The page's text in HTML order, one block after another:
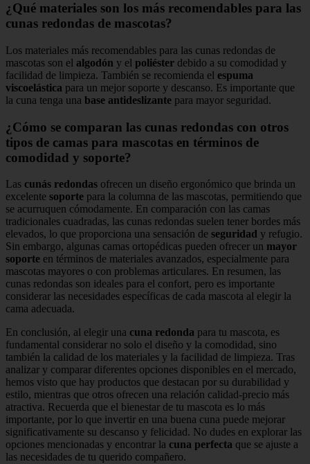
¿Qué materiales son los más recomendables para las
cunas redondas de mascotas?
Los materiales más recomendables para las cunas redondas de
mascotas son el algodón y el poliéster debido a su comodidad y
facilidad de limpieza. También se recomienda el espuma
viscoelástica para un mejor soporte y descanso. Es importante que
la cuna tenga una base antideslizante para mayor seguridad.
¿Cómo se comparan las cunas redondas con otros
tipos de camas para mascotas en términos de
comodidad y soporte?
Las cunás redondas ofrecen un diseño ergonómico que brinda un
excelente soporte para la columna de las mascotas, permitiendo que
se acurruquen cómodamente. En comparación con las camas
tradicionales cuadradas, las cunas redondas suelen tener bordes más
elevados, lo que proporciona una sensación de seguridad y refugio.
Sin embargo, algunas camas ortopédicas pueden ofrecer un mayor
soporte en términos de materiales avanzados, especialmente para
mascotas mayores o con problemas articulares. En resumen, las
cunas redondas son ideales para el confort, pero es importante
considerar las necesidades específicas de cada mascota al elegir la
cama adecuada.
En conclusión, al elegir una cuna redonda para tu mascota, es
fundamental considerar no solo el diseño y la comodidad, sino
también la calidad de los materiales y la facilidad de limpieza. Tras
analizar y comparar diferentes opciones disponibles en el mercado,
hemos visto que hay productos que destacan por su durabilidad y
estilo, mientras que otros ofrecen una relación calidad-precio más
atractiva. Recuerda que el bienestar de tu mascota es lo más
importante, por lo que invertir en una buena cuna puede mejorar
significativamente su descanso y felicidad. No dudes en explorar las
opciones mencionadas y encontrar la cuna perfecta que se ajuste a
las necesidades de tu querido compañero.